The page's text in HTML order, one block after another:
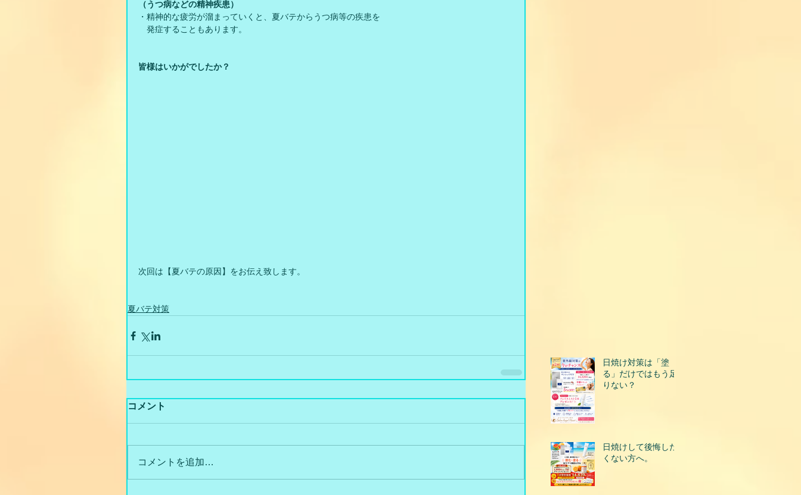
（うつ病などの精神疾患）
・精神的な疲労が溜まっていくと、夏バテからうつ病等の疾患を
発症することもあります。
皆様はいかがでしたか？
次回は【夏バテの原因】をお伝え致します。
夏バテ対策
コメント
コメントを追加…
日焼け対策は「塗
る」だけではもう足
りない？
日焼けして後悔した
くない方へ。